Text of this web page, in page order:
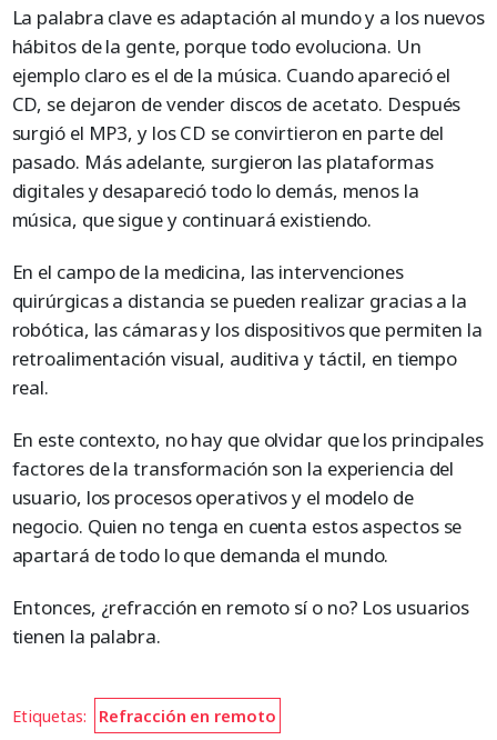
La palabra clave es adaptación al mundo y a los nuevos
hábitos de la gente, porque todo evoluciona. Un
ejemplo claro es el de la música. Cuando apareció el
CD, se dejaron de vender discos de acetato. Después
surgió el MP3, y los CD se convirtieron en parte del
pasado. Más adelante, surgieron las plataformas
digitales y desapareció todo lo demás, menos la
música, que sigue y continuará existiendo.
En el campo de la medicina, las intervenciones
quirúrgicas a distancia se pueden realizar gracias a la
robótica, las cámaras y los dispositivos que permiten la
retroalimentación visual, auditiva y táctil, en tiempo
real.
En este contexto, no hay que olvidar que los principales
factores de la transformación son la experiencia del
usuario, los procesos operativos y el modelo de
negocio. Quien no tenga en cuenta estos aspectos se
apartará de todo lo que demanda el mundo.
Entonces, ¿refracción en remoto sí o no? Los usuarios
tienen la palabra.
Etiquetas: Refracción en remoto